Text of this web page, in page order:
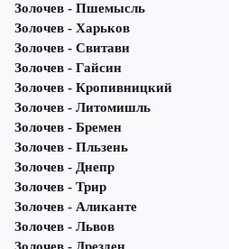
Золочев - Пшемысль
Золочев - Харьков
Золочев - Свитави
Золочев - Гайсин
Золочев - Кропивницкий
Золочев - Литомишль
Золочев - Бремен
Золочев - Пльзень
Золочев - Днепр
Золочев - Трир
Золочев - Аликанте
Золочев - Львов